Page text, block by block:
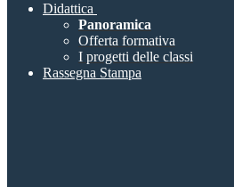
Didattica
Panoramica
Offerta formativa
I progetti delle classi
Rassegna Stampa